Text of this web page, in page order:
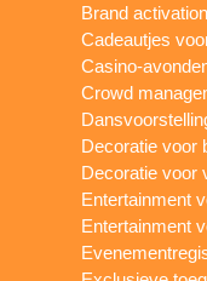
Brand
Cadeautjes
Casino-
Crowd
Decoratie voor
Decoratie voor
Entertainment
Entertainment